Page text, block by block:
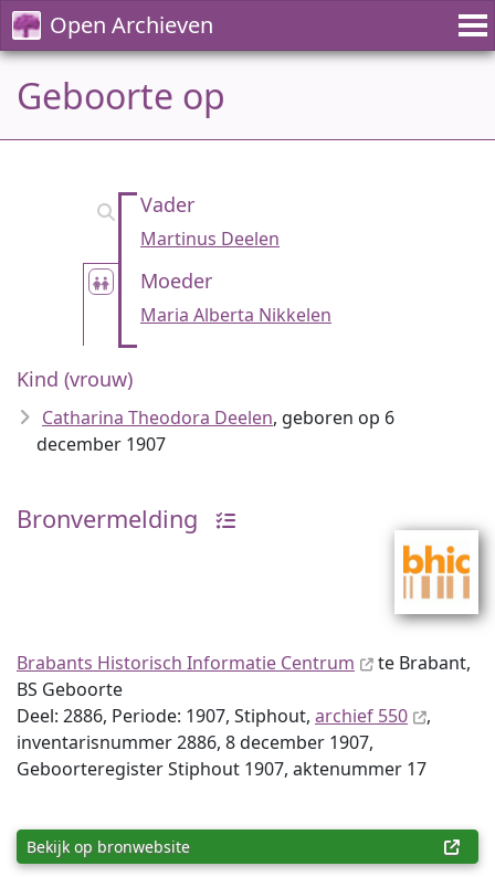
Open Archieven
Geboorte op
Vader
Martinus Deelen
Moeder
Maria Alberta Nikkelen
Kind (vrouw)
Catharina Theodora Deelen, geboren op 6
december 1907
Bronvermelding
Brabants Historisch Informatie Centrum
te Brabant,
BS Geboorte
Deel: 2886, Periode: 1907, Stiphout, archief 550
,
inventaris­num­mer 2886, 8 december 1907,
Geboorteregister Stiphout 1907, aktenummer 17
Bekijk op bronwebsite